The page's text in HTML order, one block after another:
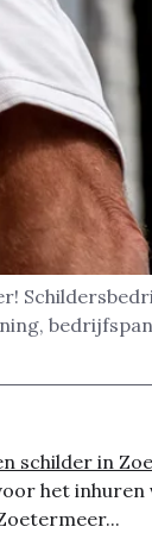
schilder in
het inhuren